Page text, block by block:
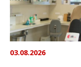
03.08.2026